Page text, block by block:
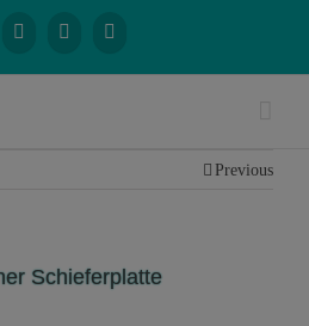
Previous
Schieferplatte